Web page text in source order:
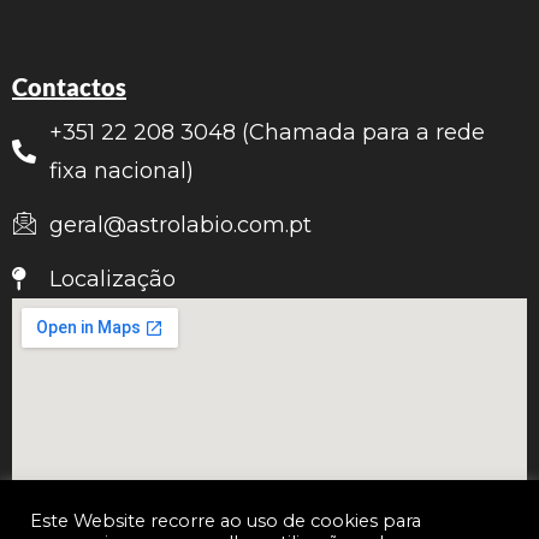
Contactos
+351 22 208 3048 (Chamada para a rede
fixa nacional)
geral@astrolabio.com.pt
Localização
Este Website recorre ao uso de cookies para